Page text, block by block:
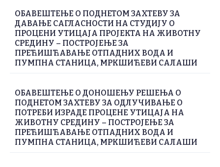
ОБАВЕШТЕЊЕ О ПОДНЕТОМ ЗАХТЕВУ ЗА
ДАВАЊЕ САГЛАСНОСТИ НА СТУДИЈУ О
ПРОЦЕНИ УТИЦАЈА ПРОЈЕКТА НА ЖИВОТНУ
СРЕДИНУ – ПОСТРОЈЕЊЕ ЗА
ПРЕЋИШЋАВАЊЕ ОТПАДНИХ ВОДА И
ПУМПНА СТАНИЦА, МРКШИЋЕВИ САЛАШИ
ОБАВЕШТЕЊЕ О ДОНОШЕЊУ РЕШЕЊА О
ПОДНЕТОМ ЗАХТЕВУ ЗА ОДЛУЧИВАЊЕ О
ПОТРЕБИ ИЗРАДЕ ПРОЦЕНЕ УТИЦАЈА НА
ЖИВОТНУ СРЕДИНУ – ПОСТРОЈЕЊЕ ЗА
ПРЕЋИШЋАВАЊЕ ОТПАДНИХ ВОДА И
ПУМПНА СТАНИЦА, МРКШИЋЕВИ САЛАШИ